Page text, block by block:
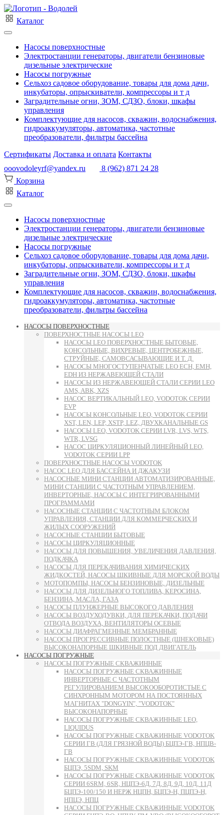
Каталог
Насосы поверхностные
Электростанции генераторы, двигатели бензиновые
дизельные электрические
Насосы погружные
Сельхоз садовое оборудование, товары для дома дачи,
инкубаторы, опрыскиватели, компрессоры и т д
Заградительные огни, ЗОМ, СДЗО, блоки, шкафы
управления
Комплектующие для насосов, скважин, водоснабжения,
гидроаккумуляторы, автоматика, частотные
преобразователи, фильтры бассейна
Сертификаты Доставка и оплата Контакты
ooovodoleyrf@yandex.ru
8 (962) 871 24 28
Корзина
Каталог
Насосы поверхностные
Электростанции генераторы, двигатели бензиновые
дизельные электрические
Насосы погружные
Сельхоз садовое оборудование, товары для дома дачи,
инкубаторы, опрыскиватели, компрессоры и т д
Заградительные огни, ЗОМ, СДЗО, блоки, шкафы
управления
Комплектующие для насосов, скважин, водоснабжения,
гидроаккумуляторы, автоматика, частотные
преобразователи, фильтры бассейна
НАСОСЫ ПОВЕРХНОСТНЫЕ
ПОВЕРХНОСТНЫЕ НАСОСЫ LEO
НАСОСЫ LEO ПОВЕРХНОСТНЫЕ БЫТОВЫЕ,
КОНСОЛЬНЫЕ, ВИХРЕВЫЕ, ЦЕНТРОБЕЖНЫЕ,
СТРУЙНЫЕ, САМОВСАСЫВАЮЩИЕ И Т. Д.
НАСОСЫ МНОГОСТУПЕНЧАТЫЕ LEO ECH, EMH,
EDH ИЗ НЕРЖАВЕЮЩЕЙ СТАЛИ
НАСОСЫ ИЗ НЕРЖАВЕЮЩЕЙ СТАЛИ СЕРИИ LEO
AMS, ABK, XZS
НАСОС ВЕРТИКАЛЬНЫЙ LEO, VODOTOK СЕРИИ
EVP
НАСОСЫ КОНСОЛЬНЫЕ LEO, VODOTOK СЕРИИ
XST, LEN, LEP, XSTP, LEZ, ДВУХКАНАЛЬНЫЕ GS
НАСОСЫ LEO, VODOTOK СЕРИИ LVR, LVS, WTS,
WTR, LVSG
НАСОС ЦИРКУЛЯЦИОННЫЙ ЛИНЕЙНЫЙ LEO,
VODOTOK СЕРИИ LPP
ПОВЕРХНОСТНЫЕ НАСОСЫ VODOTOK
НАСОС LEO ДЛЯ БАССЕЙНА И ДЖАКУЗИ
НАСОСНЫЕ МИНИ СТАНЦИИ АВТОМАТИЗИРОВАННЫЕ,
МИНИ СТАНЦИИ С ЧАСТОТНЫМ УПРАВЛЕНИЕМ,
ИНВЕРТОРНЫЕ, НАСОСЫ С ИНТЕГРИРОВАННЫМИ
ПРОГРАММАМИ
НАСОСНЫЕ СТАНЦИИ С ЧАСТОТНЫМ БЛОКОМ
УПРАВЛЕНИЯ, СТАНЦИИ ДЛЯ КОММЕРЧЕСКИХ И
ЖИЛЫХ СООРУЖЕНИЙ
НАСОСНЫЕ СТАНЦИИ БЫТОВЫЕ
НАСОСЫ ЦИРКУЛЯЦИОННЫЕ
НАСОСЫ ДЛЯ ПОВЫШЕНИЯ, УВЕЛИЧЕНИЯ ДАВЛЕНИЯ,
ПОДКАЧКА
НАСОСЫ ДЛЯ ПЕРЕКАЧИВАНИЯ ХИМИЧЕСКИХ
ЖИДКОСТЕЙ, НАСОСЫ ШКИВНЫЕ ДЛЯ МОРСКОЙ ВОДЫ
МОТОПОМПЫ, НАСОСЫ БЕНЗИНОВЫЕ, ДИЗЕЛЬНЫЕ
НАСОСЫ ДЛЯ ДИЗЕЛЬНОГО ТОПЛИВА, КЕРОСИНА,
БЕНЗИНА, МАСЛА, ГАЗА
НАСОСЫ ПЛУНЖЕРНЫЕ ВЫСОКОГО ДАВЛЕНИЯ
НАСОСЫ ВОЗДУХОДУВКИ, ДЛЯ ПЕРЕКАЧКИ, ПОДАЧИ
ОТВОДА ВОЗДУХА, ВЕНТИЛЯТОРЫ ОСЕВЫЕ
НАСОСЫ ДИАФРАГМЕННЫЕ МЕМБРАННЫЕ
НАСОСЫ ПРОГРЕССИВНЫЕ ПОЛОСТНЫЕ (ШНЕКОВЫЕ)
ВЫСОКОНАПОРНЫЕ ШКИВНЫЕ ПОД ДВИГАТЕЛЬ
НАСОСЫ ПОГРУЖНЫЕ
НАСОСЫ ПОГРУЖНЫЕ СКВАЖИННЫЕ
НАСОСЫ ПОГРУЖНЫЕ СКВАЖИННЫЕ
ИНВЕРТОРНЫЕ С ЧАСТОТНЫМ
РЕГУЛИРОВАНИЕМ ВЫСОКООБОРОТИСТЫЕ С
СИНХРОННЫМ МОТОРОМ НА ПОСТОЯННЫХ
МАГНИТАХ "DONGYIN", "VODOTOK"
ВЫСОКОНАПОРНЫЕ
НАСОСЫ ПОГРУЖНЫЕ СКВАЖИННЫЕ LEO,
LIQUIDUS
НАСОСЫ ПОГРУЖНЫЕ СКВАЖИННЫЕ VODOTOK
СЕРИИ ГВ (ДЛЯ ГРЯЗНОЙ ВОДЫ) БЦПЭ-ГВ, НПЦВ-
ГВ
НАСОСЫ ПОГРУЖНЫЕ СКВАЖИННЫЕ VODOTOK
БЦПЭ, 5SDM, SKM
НАСОСЫ ПОГРУЖНЫЕ СКВАЖИННЫЕ VODOTOK
СЕРИИ 6SRM, 6SR, НЦПЭ-6Д, 7Д, 8Д, 9Д, 10Д, 11Д
БЦПЭ-100/150 И НЕРЖ НЦПН, БЦПЭ-Н, ПЦПЭ-Н,
НПЦЭ, НПЦ
НАСОСЫ ПОГРУЖНЫЕ СКВАЖИННЫЕ VODOTOK